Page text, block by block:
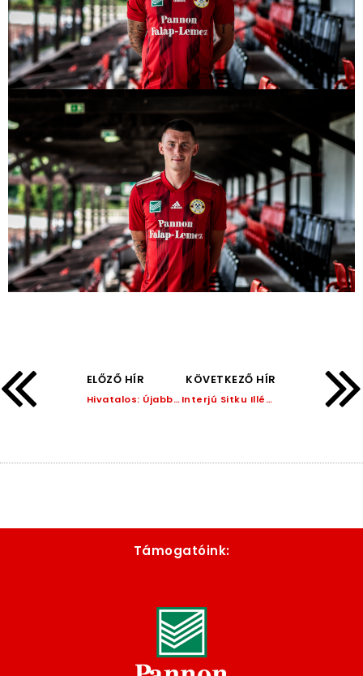
ELŐZŐ HÍR
Hivatalos: Újabb két játékossal hosszabbítottunk!
KÖVETKEZŐ HÍR
Interjú Sitku Illés sportigazgatóval!
Támogatóink: